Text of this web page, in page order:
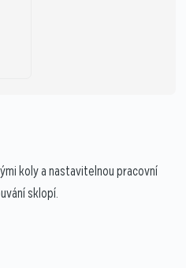
koly a nastavitelnou pracovní
sklopí.